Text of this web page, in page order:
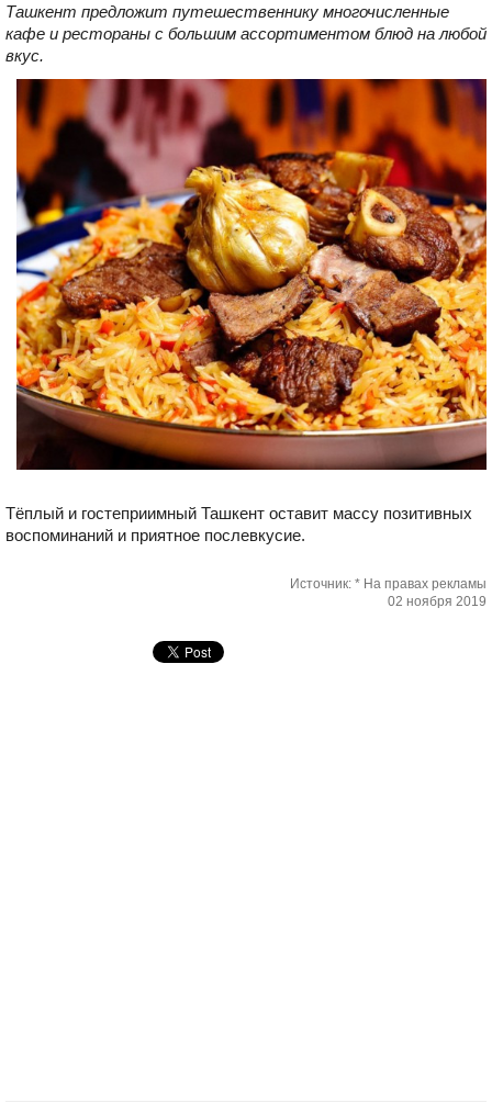
Ташкент предложит путешественнику многочисленные
кафе и рестораны с большим ассортиментом блюд на любой
вкус.
Тёплый и гостеприимный Ташкент оставит массу позитивных
воспоминаний и приятное послевкусие.
Источник: * На правах рекламы
02 ноября 2019